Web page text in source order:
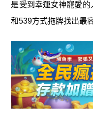
是受到幸運女神寵愛的
和539方式拖牌找出最